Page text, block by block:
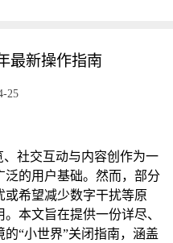
最新操作指南
25
社交互动与内容创作为一
泛的用户基础。然而，部分
或希望减少数字干扰等原
本文旨在提供一份详尽、
“小世界”关闭指南，涵盖